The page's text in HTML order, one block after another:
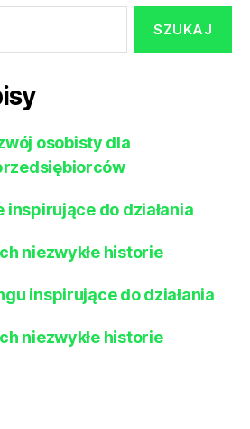
osobisty dla
inspirujące do działania
niezwykłe historie
inspirujące do działania
niezwykłe historie